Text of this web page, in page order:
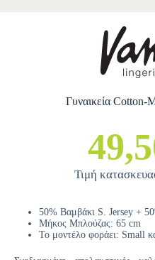
Γυναικεία Cotton-
Τιμή
50% Βαμβάκι S. Jersey +
Μήκος Μπλούζας: 65 cm
Το μοντέλο φοράει: Small